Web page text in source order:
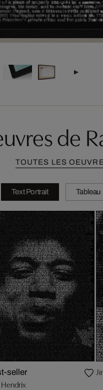
de
TOUTES LES
Text Portrait Tableau
seller
Hendrix